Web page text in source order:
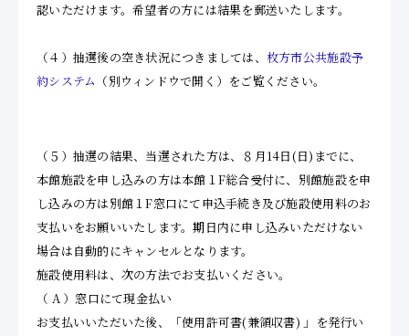
認いただけます。希望者の方には結果を郵送いたします。
（４）抽選後の空き状況につきましては、 枚方市公共施設予
約システム （別ウィンドウで開く）をご覧ください。
（５）抽選の結果、当選された方は、８月14日(日)までに、
本館施設を申し込みの方は本館１F総合受付に、別館施設を申
し込みの方は別館１F窓口にて申込手続き及び施設使用料のお
支払いをお願いいたします。期日内に申し込みいただけない
場合は自動的にキャンセルとなります。
施設使用料は、次の方法でお支払いください。
（ A ）窓口にて現金払い
お支払いいただいた後、「使用許可書(兼領収書) 」を発行い